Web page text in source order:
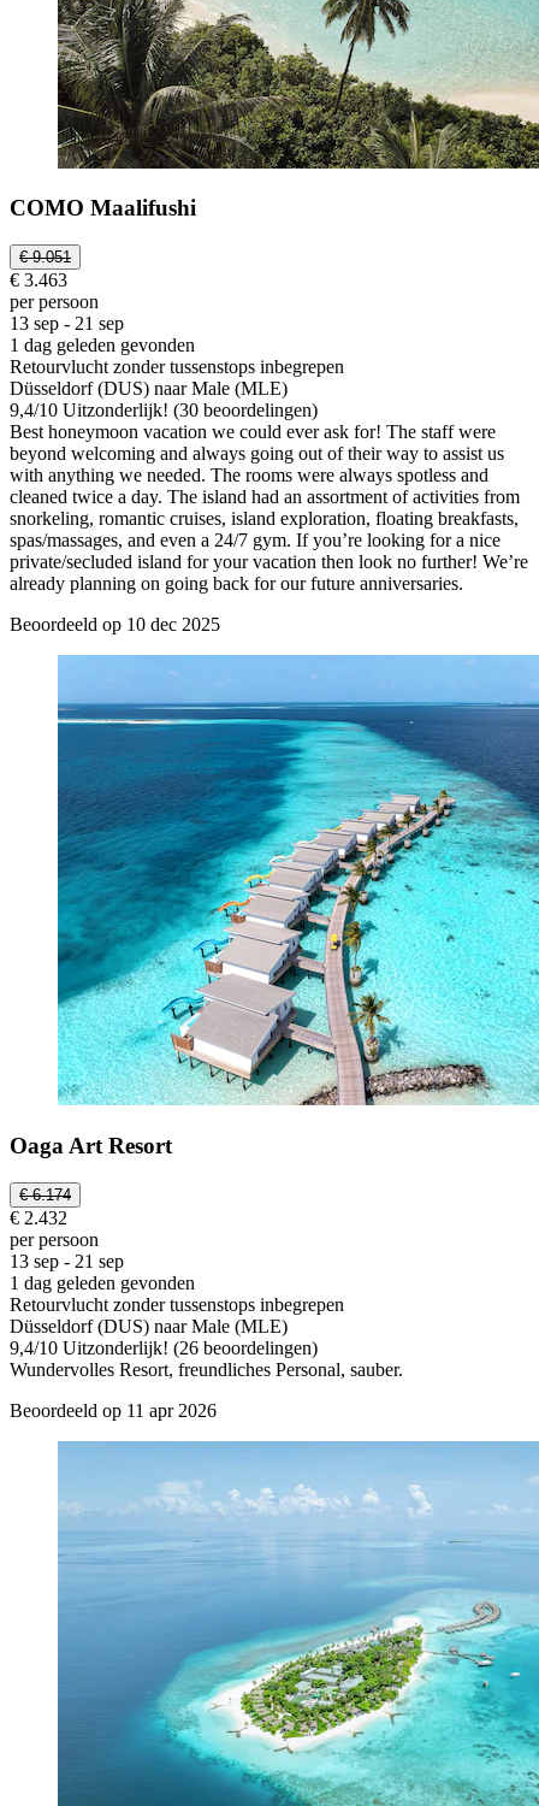
COMO Maalifushi
€ 9.051
€ 3.463
per persoon
13 sep - 21 sep
1 dag geleden gevonden
Retourvlucht zonder tussenstops inbegrepen
Düsseldorf (DUS) naar Male (MLE)
9,4/10 Uitzonderlijk! (30 beoordelingen)
Best honeymoon vacation we could ever ask for! The staff were
beyond welcoming and always going out of their way to assist us
with anything we needed. The rooms were always spotless and
cleaned twice a day. The island had an assortment of activities from
snorkeling, romantic cruises, island exploration, floating breakfasts,
spas/massages, and even a 24/7 gym. If you’re looking for a nice
private/secluded island for your vacation then look no further! We’re
already planning on going back for our future anniversaries.
Beoordeeld op 10 dec 2025
Oaga Art Resort
€ 6.174
€ 2.432
per persoon
13 sep - 21 sep
1 dag geleden gevonden
Retourvlucht zonder tussenstops inbegrepen
Düsseldorf (DUS) naar Male (MLE)
9,4/10 Uitzonderlijk! (26 beoordelingen)
Wundervolles Resort, freundliches Personal, sauber.
Beoordeeld op 11 apr 2026